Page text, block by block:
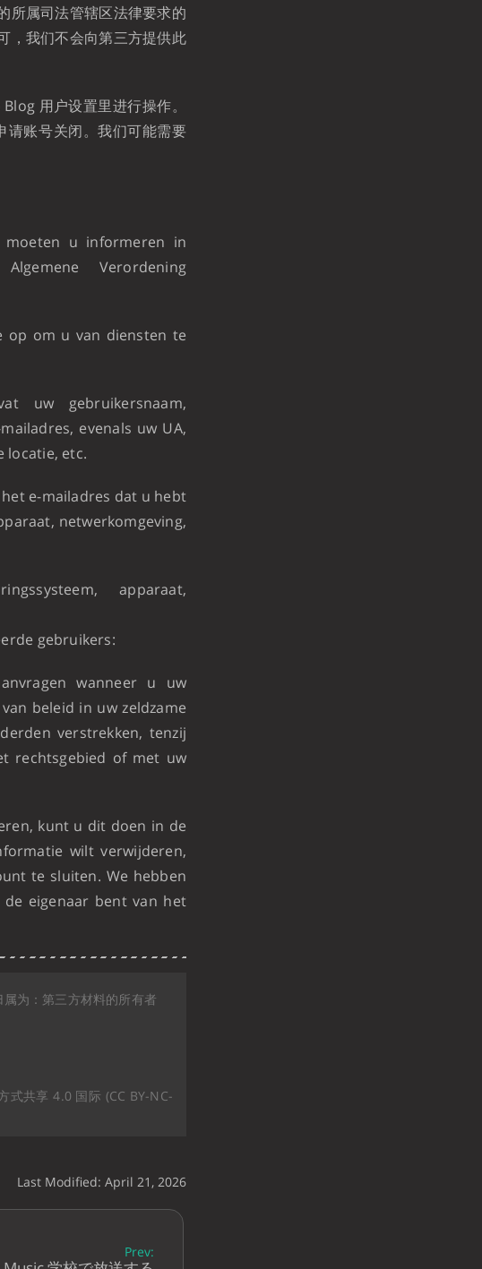
所属司法管辖区法律要求的
，我们不会向第三方提供此
用户设置里进行操作。
账号关闭。我们可能需要
moeten u informeren in
Verordening
op om u van diensten te
uw gebruikersnaam,
evenals uw UA,
locatie, etc.
e-mailadres dat u hebt
netwerkomgeving,
apparaat,
gebruikers:
wanneer u uw
beleid in uw zeldzame
verstrekken, tenzij
rechtsgebied of met uw
kunt u dit doen in de
wilt verwijderen,
te sluiten. We hebben
eigenaar bent van het
为：第三方材料的所有者
共享 4.0 国际 (CC BY-NC-
Last Modified: April 21, 2026
Prev: